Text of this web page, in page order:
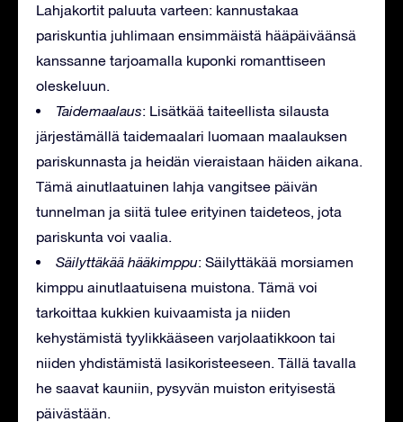
Lahjakortit paluuta varteen: kannustakaa
pariskuntia juhlimaan ensimmäistä hääpäiväänsä
kanssanne tarjoamalla kuponki romanttiseen
oleskeluun.
Taidemaalaus: Lisätkää taiteellista silausta
järjestämällä taidemaalari luomaan maalauksen
pariskunnasta ja heidän vieraistaan häiden aikana.
Tämä ainutlaatuinen lahja vangitsee päivän
tunnelman ja siitä tulee erityinen taideteos, jota
pariskunta voi vaalia.
Säilyttäkää hääkimppu: Säilyttäkää morsiamen
kimppu ainutlaatuisena muistona. Tämä voi
tarkoittaa kukkien kuivaamista ja niiden
kehystämistä tyylikkääseen varjolaatikkoon tai
niiden yhdistämistä lasikoristeeseen. Tällä tavalla
he saavat kauniin, pysyvän muiston erityisestä
päivästään.